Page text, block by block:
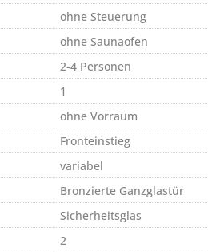
ohne Steuerung
ohne Saunaofen
2-4 Personen
1
ohne Vorraum
Fronteinstieg
variabel
Bronzierte Ganzglastür
Sicherheitsglas
2